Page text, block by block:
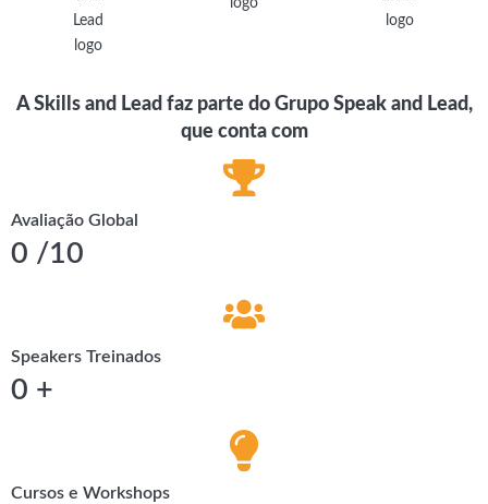
A Skills and Lead faz parte do Grupo Speak and Lead,
que conta com
Avaliação Global
0 /10
Speakers Treinados
0 +
Cursos e Workshops